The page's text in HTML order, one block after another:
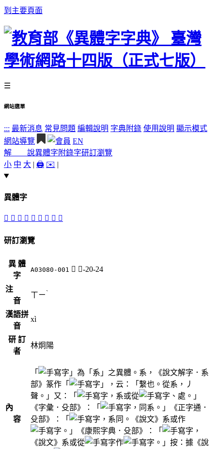
到主要頁面
☰
網站選單
::: 最新消息 常見問題 編輯說明 字典附錄 使用說明 顯示模式
網站導覽
EN
解 說異體字 附錄字研訂瀏覽
小 中 大 | 🖨️ ✉️ |
異體字
󴗦 󴗩 󴗧 𢁴 󴗪 𣫦 𦂞 𦃟 󴗨
研訂瀏覽
異 體
字
A03080-001 𣫦 殳-20-24
注
音
ㄒㄧ ˋ
漢語拼
音
xì
研 訂
者
林炯陽
內
容
「
」為「系」之異體。系，《說文解字．系
部》篆作「
」，云：「繫也。從系，丿
聲。」又：「
，系或從
、處。」
《字彙．殳部》：「
，同系。」《正字通．
殳部》：「
，系同。《說文》系或作
。」《康熙字典．殳部》：「
，
《說文》系或從
作
。」按：據《說